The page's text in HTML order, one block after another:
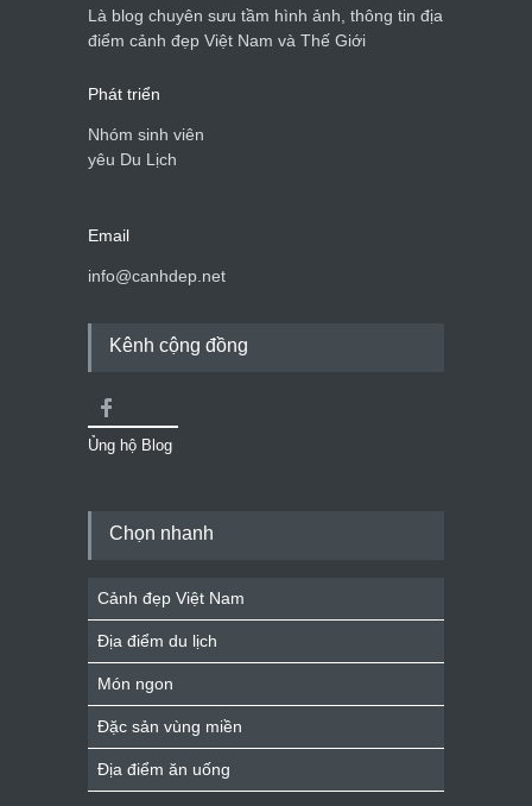
du lịch quốc gia
Cảnh đẹp Việt Nam 24/04/2020
Là blog chuyên sưu tầm hình ảnh, thông tin địa
điểm cảnh đẹp Việt Nam và Thế Giới
Phát triển
Nhóm sinh viên
yêu Du Lịch
Email
info@canhdep.net
Kênh cộng đồng
Ủng hộ Blog
Chọn nhanh
Cảnh đẹp Việt Nam
Địa điểm du lịch
Món ngon
Đặc sản vùng miền
Địa điểm ăn uống